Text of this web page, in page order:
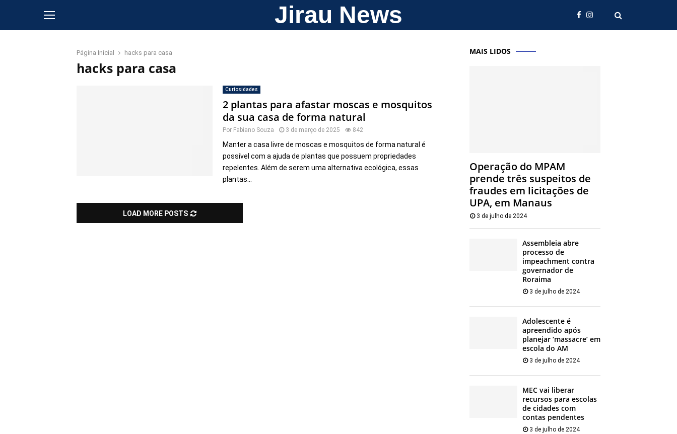
Jirau News
Página Inicial hacks para casa
hacks para casa
Curiosidades
2 plantas para afastar moscas e mosquitos
da sua casa de forma natural
Por Fabiano Souza 3 de março de 2025 842
Manter a casa livre de moscas e mosquitos de forma natural é
possível com a ajuda de plantas que possuem propriedades
repelentes. Além de serem uma alternativa ecológica, essas
plantas...
LOAD MORE POSTS
MAIS LIDOS
Operação do MPAM
prende três suspeitos de
fraudes em licitações de
UPA, em Manaus
3 de julho de 2024
Assembleia abre
processo de
impeachment contra
governador de
Roraima
3 de julho de 2024
Adolescente é
apreendido após
planejar ‘massacre’ em
escola do AM
3 de julho de 2024
MEC vai liberar
recursos para escolas
de cidades com
contas pendentes
3 de julho de 2024